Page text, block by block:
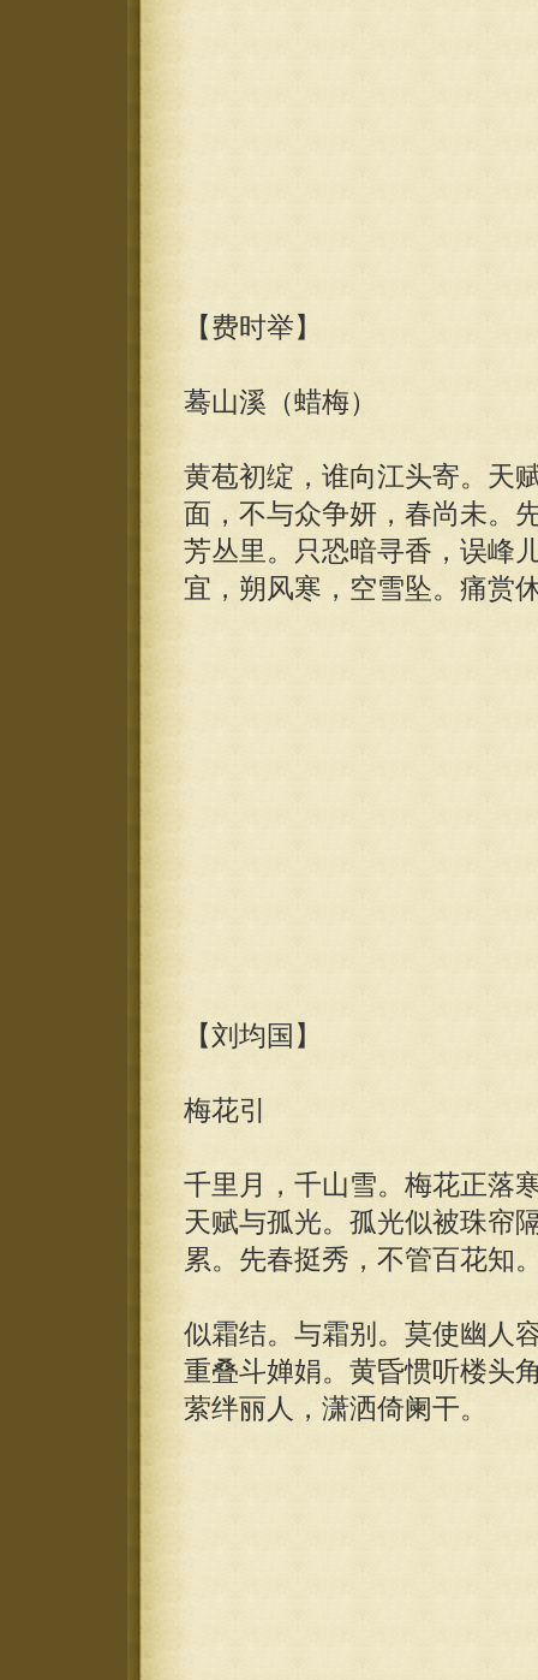
【费时举】
蓦山溪（蜡梅）
黄苞初绽，谁向江头寄。天
面，不与众争妍，春尚未。
芳丛里。只恐暗寻香，误峰
宜，朔风寒，空雪坠。痛赏
【刘均国】
梅花引
千里月，千山雪。梅花正落
天赋与孤光。孤光似被珠帘
累。先春挺秀，不管百花知
似霜结。与霜别。莫使幽人
重叠斗婵娟。黄昏惯听楼头
萦绊丽人，潇洒倚阑干。